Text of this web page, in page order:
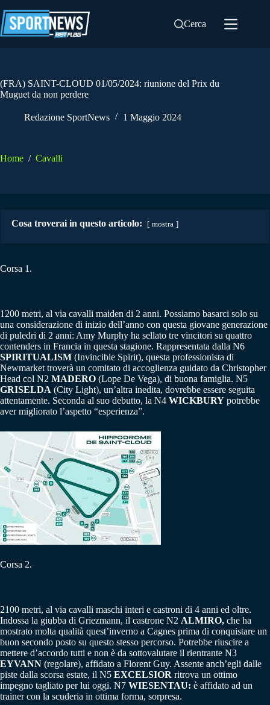
al
contenuto
Cerca
(FRA) SAINT-CLOUD 01/05/2024: riunione del Prix du
Muguet da non perdere
Redazione SportNews 1 Maggio 2024
Home / Cavalli
Cosa troverai in questo articolo: mostra
Corsa 1.
1200 metri, al via cavalli maiden di 2 anni. Possiamo basarci solo su
una considerazione di inizio dell’anno con questa giovane generazione
di puledri di 2 anni: Amy Murphy ha sellato tre vincitori su quattro
contenders in Francia in questa stagione. Rappresentata dalla N6
SPIRITUALISM (Invincible Spirit), questa professionista di
Newmarket troverà un comitato di accoglienza guidato da Christopher
Head col N2 MADERO (Lope De Vega), di buona famiglia. N5
GRISELDA (City Light), un’altra inedita, dovrebbe essere seguita
attentamente. Seconda al suo debutto, la N4 WICKBURY potrebbe
aver migliorato l’aspetto “esperienza”.
Corsa 2.
2100 metri, al via cavalli maschi interi e castroni di 4 anni ed oltre.
Indossa la giubba di Griezmann, il castrone N2 ALMIRO, che ha
mostrato molta qualità quest’inverno a Cagnes prima di conquistare un
buon secondo posto su questo stesso percorso. Potrebbe riuscire a
mettere d’accordo tutti e non è da sottovalutare il rientrante N3
EYVANN (regolare), affidato a Florent Guy. Assente anch’egli dalle
piste dalla scorsa estate, il N5 EXCELSIOR ritrova un ottimo
impegno tagliato per lui oggi. N7 WIESENTAU: è affidato ad un
trainer con la scuderia in ottima forma, sorpresa.